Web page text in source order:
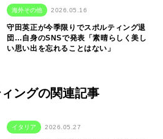
海外その他 2026.05.16
守田英正が今季限りでスポルティング退
団…自身のSNSで発表「素晴らしく美し
い思い出を忘れることはない」
ングの関連記事
イタリア 2026.05.27